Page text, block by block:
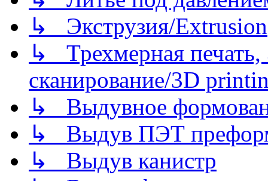
↳ Экструзия/Extrusion
↳ Трехмерная
сканирование/3D
↳ Выдувное
↳ Выдув ПЭТ
↳ Выдув канистр